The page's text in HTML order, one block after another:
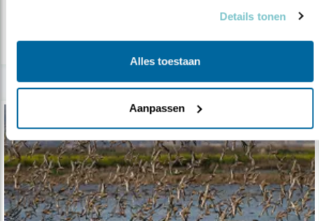
Details tonen
Alles toestaan
Aanpassen
lees meer